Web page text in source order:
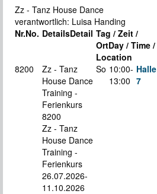
Zz - Tanz House Dance
verantwortlich: Luisa Handing
Nr.No. DetailsDetail Tag / Zeit /
OrtDay / Time /
Location
8200
Zz - Tanz
House Dance
Training -
Ferienkurs
8200
Zz - Tanz
House Dance
Training -
Ferienkurs
26.07.2026-
11.10.2026
So 10:00-
13:00
Halle
7